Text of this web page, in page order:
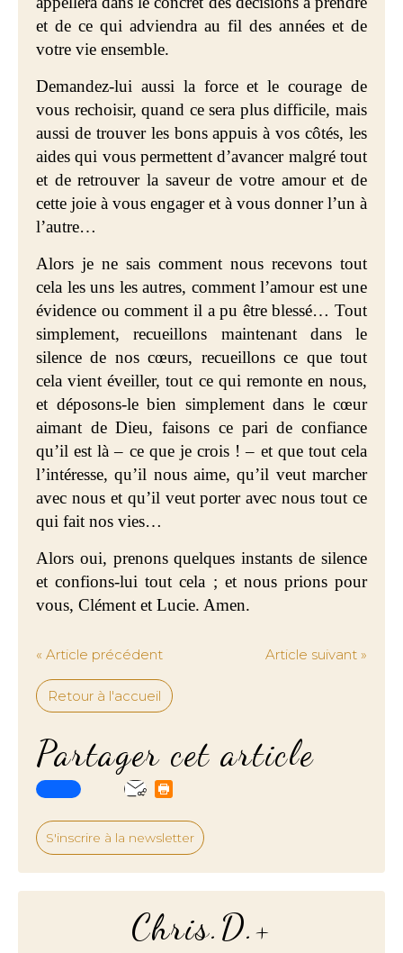
et de ce qui adviendra au fil des années et de
votre vie ensemble.
Demandez-lui aussi la force et le courage de
vous rechoisir, quand ce sera plus difficile, mais
aussi de trouver les bons appuis à vos côtés, les
aides qui vous permettent d’avancer malgré tout
et de retrouver la saveur de votre amour et de
cette joie à vous engager et à vous donner l’un à
l’autre…
Alors je ne sais comment nous recevons tout
cela les uns les autres, comment l’amour est une
évidence ou comment il a pu être blessé… Tout
simplement, recueillons maintenant dans le
silence de nos cœurs, recueillons ce que tout
cela vient éveiller, tout ce qui remonte en nous,
et déposons-le bien simplement dans le cœur
aimant de Dieu, faisons ce pari de confiance
qu’il est là – ce que je crois ! – et que tout cela
l’intéresse, qu’il nous aime, qu’il veut marcher
avec nous et qu’il veut porter avec nous tout ce
qui fait nos vies…
Alors oui, prenons quelques instants de silence
et confions-lui tout cela ; et nous prions pour
vous, Clément et Lucie. Amen.
« Article précédent Article suivant »
Retour à l'accueil
Partager cet article
S'inscrire à la newsletter
Chris.D.+